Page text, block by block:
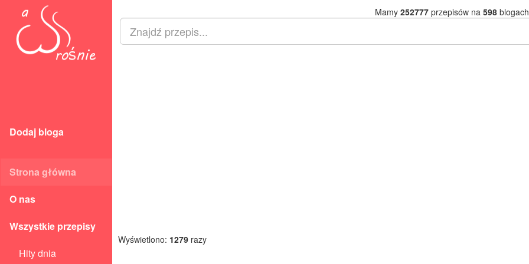
Dodaj bloga
Strona główna
O nas
Wszystkie przepisy
Hity dnia
Mamy 252777przepisów na 598
Wyświetlono: 1279 razy